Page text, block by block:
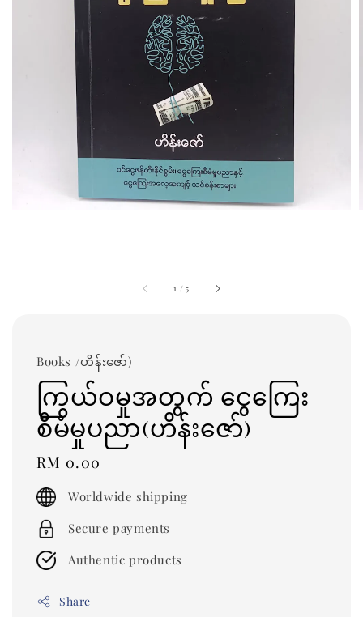
1 /5
Books /ဟိန်းဇော်)
ကြွယ်ဝမှုအတွက် ငွေကြေး
စီမံမှုပညာ(ဟိန်းဇော်)
Regular
price
RM 0.00
Worldwide shipping
Secure payments
Authentic products
Share